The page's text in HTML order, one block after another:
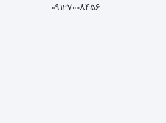
09127008456